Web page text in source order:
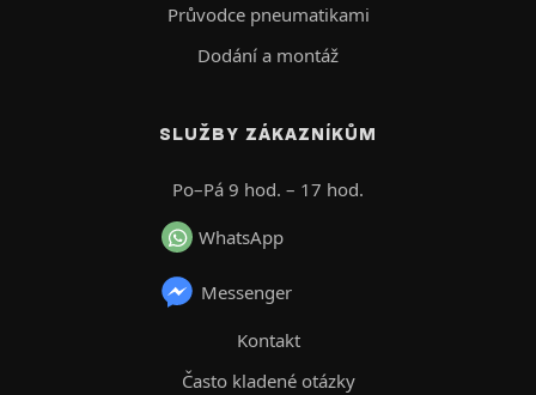
Průvodce pneumatikami
Dodání a montáž
SLUŽBY ZÁKAZNÍKŮM
Po–Pá 9 hod. – 17 hod.
WhatsApp
Messenger
Kontakt
Často kladené otázky